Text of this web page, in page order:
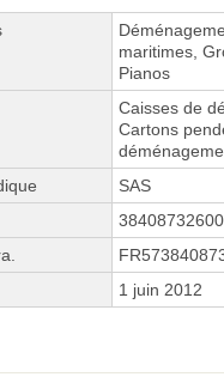
maritimes,
Pianos
Caisses de
Cartons
SAS
1 juin 2012